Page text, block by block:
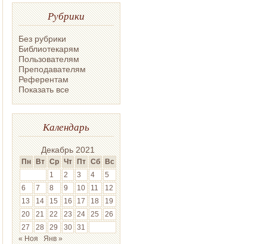
Рубрики
Без рубрики
Библиотекарям
Пользователям
Преподавателям
Референтам
Показать все
Календарь
Декабрь 2021
Пн Вт Ср Чт Пт Сб Вс
1
2 3 4
5
6
7 8 9 10 11
12
13
14 15 16 17 18
19
20
21 22 23 24 25
26
27
28 29 30 31
« Ноя
Янв »